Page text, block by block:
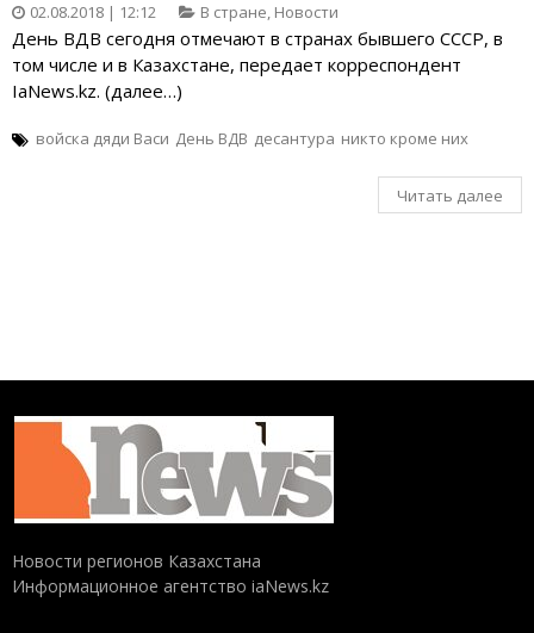
02.08.2018 | 12:12 В стране, Новости
День ВДВ сегодня отмечают в странах бывшего СССР, в
том числе и в Казахстане, передает корреспондент
IaNews.kz. (далее…)
войска дяди Васи День ВДВ десантура никто кроме них
Читать далее
Новости регионов Казахстана
Информационное агентство iaNews.kz